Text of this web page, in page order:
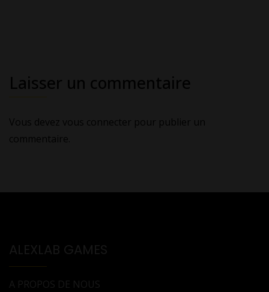
Laisser un commentaire
Vous devez vous connecter pour publier un
commentaire.